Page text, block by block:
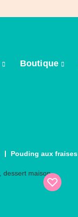
Boutique
Pouding aux fraises